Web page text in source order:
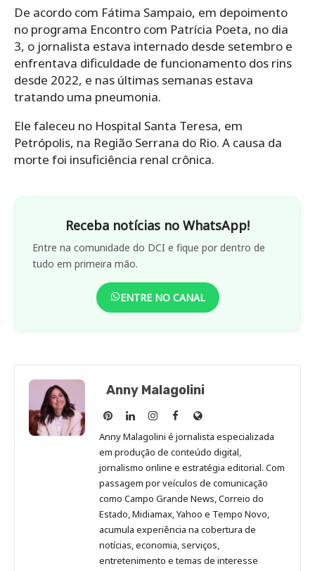
De acordo com Fátima Sampaio, em depoimento
no programa Encontro com Patrícia Poeta, no dia
3, o jornalista estava internado desde setembro e
enfrentava dificuldade de funcionamento dos rins
desde 2022, e nas últimas semanas estava
tratando uma pneumonia.
Ele faleceu no Hospital Santa Teresa, em
Petrópolis, na Região Serrana do Rio. A causa da
morte foi insuficiência renal crônica.
Receba notícias no WhatsApp!
Entre na comunidade do DCI e fique por dentro de
tudo em primeira mão.
ENTRE NO CANAL
Anny Malagolini
Anny
Malagolini
no
Pinterest
Anny
Malagolini
no
LinkedIn
Anny
Malagolini
no
Instagram
Anny
Malagolini
no
Facebook
Site
de
Anny
Malagolini
Anny Malagolini é jornalista especializada
em produção de conteúdo digital,
jornalismo online e estratégia editorial. Com
passagem por veículos de comunicação
como Campo Grande News, Correio do
Estado, Midiamax, Yahoo e Tempo Novo,
acumula experiência na cobertura de
notícias, economia, serviços,
entretenimento e temas de interesse